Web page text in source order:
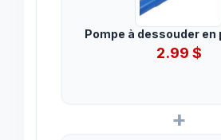
Pompe à dessouder
2.99 $
+